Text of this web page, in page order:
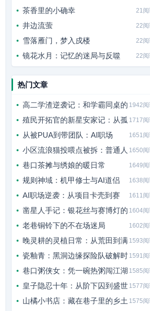
茶香里的小确幸 21阅
井边流萤 22阅
雪落雁门，梦入戍楼 22阅
镜花水月：记忆的迷局与反噬 22阅
热门文章
高二学渣逆袭记：和学霸同桌的 1942阅
殖民开拓官的新星安家记：从孤 1717阅
从被PUA到带团队：AI职场 1651阅
小区流浪猫投喂点被拆：普通人 1650阅
巷口茶摊与绣娘的暖日常 1649阅
规则神域：机甲修士与AI道侣 1638阅
AI职场逆袭：从项目卡壳到赛 1611阅
凿星人手记：银花丝与赛博灯的 1604阅
老巷铜铃下的不在场迷局 1602阅
晚灵耕的灵植日常：从荒田到满 1593阅
瓷釉青：黑洞边缘探险队破解时 1591阅
巷口粥侠女：凭一碗热粥闯江湖 1585阅
皇子隐忍十年：从阶下囚到盛世 1577阅
山橘小书店：藏在巷子里的乡土 1575阅